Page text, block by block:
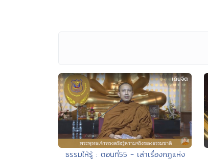
ธรรมให้รู้ : ตอนที่55 - เล่าเรื่องกฏแห่ง